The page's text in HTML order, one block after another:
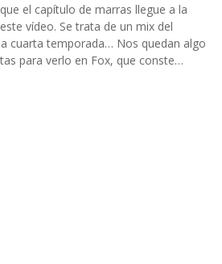
el capítulo de marras llegue a la
vídeo. Se trata de un mix del
cuarta temporada… Nos quedan algo
para verlo en Fox, que conste…